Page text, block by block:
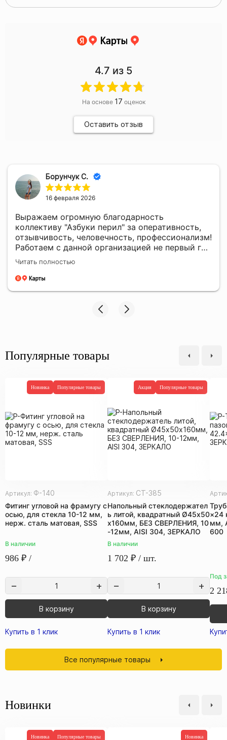
4.7 из 5
На основе 17 оценок
Оставить отзыв
Борунчук С.
16 февраля 2026
Выражаем огромную благодарность
коллективу "Азбуки перил" за оперативность,
отзывчивость, человечность, профессионализм!
Работаем с данной организацией не первый год
и всегда знаем, что можем на них положиться!
Качественная продукция, отправки всегда
вовремя! Ни разу данная компания не подвела
вопросам, поделятся опытом и дадут
Читать полностью
Популярные товары
Новинка Популярные товары
Артикул: Ф-140
Фитинг угловой на фрамугу с
осью, для стекла 10-12 мм,
нерж. сталь матовая, SSS
В наличии
986 ₽ /
В корзину
Купить в 1 клик
Акция Популярные товары
Артикул: СТ-385
Напольный стеклодержател
ь литой, квадратный Ø45х50
х160мм, БЕЗ СВЕРЛЕНИЯ, 10
-12мм, AISI 304, ЗЕРКАЛО
В наличии
1 702 ₽ / шт.
В корзину
Купить в 1 клик
×24
мм,
600
Под
2
Все популярные товары
Новинки
Новинка Популярные товары Новинка